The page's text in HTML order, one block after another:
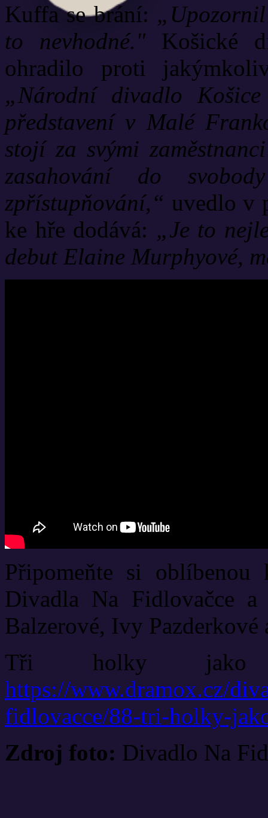
Kuffa se brání:
to nevhodné." Košické
ohradilo proti
„Národní divadlo
představení v Malé
stojí za svými
zasahování do
zpřístupňování,“ uvedlo v
ke hře dodává: „Je to
debut Elaine Murphyové,
Připomeňte si
Divadla Na Fidlovačce
Balzerové, Ivy
Tři holky jako
https://www.dramox.cz/
fidlovacce/88-tri-holky-
Zdroj foto: Divadlo Na